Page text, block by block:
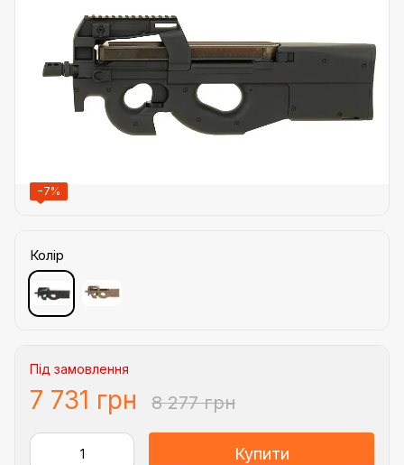
−7%
Колір
Під замовлення
7 731 грн 8 277 грн
Купити